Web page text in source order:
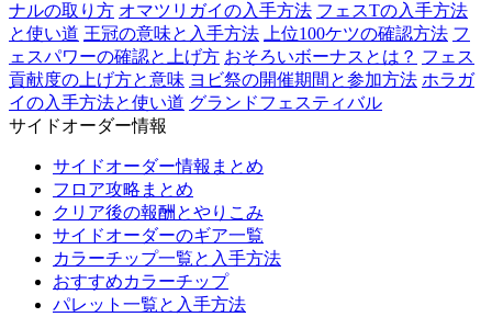
ナルの取り方 オマツリガイの入手方法 フェスTの入手方法
と使い道 王冠の意味と入手方法 上位100ケツの確認方法 フ
ェスパワーの確認と上げ方 おそろいボーナスとは？ フェス
貢献度の上げ方と意味 ヨビ祭の開催期間と参加方法 ホラガ
イの入手方法と使い道 グランドフェスティバル
サイドオーダー情報
サイドオーダー情報まとめ
フロア攻略まとめ
クリア後の報酬とやりこみ
サイドオーダーのギア一覧
カラーチップ一覧と入手方法
おすすめカラーチップ
パレット一覧と入手方法